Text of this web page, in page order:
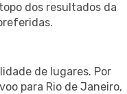
dos resultados da
de lugares. Por
para Rio de Janeiro,